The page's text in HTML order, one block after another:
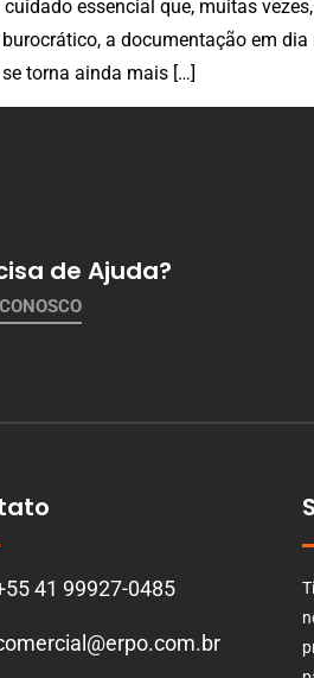
essencial que, muitas
a documentação em
torna ainda mais […]
de Ajuda?
41 99927-0485